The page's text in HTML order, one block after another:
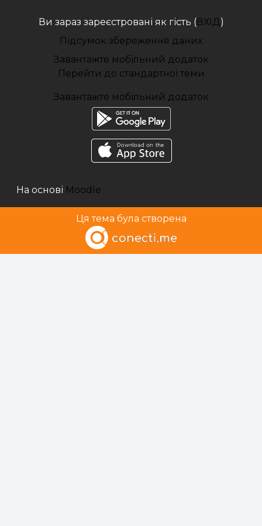
Ви зараз зареєстровані як гість (ВХІД )
Підсумок збереження даних
Завантажте мобільний додаток
Перейти до стандартної теми
Завантажте мобільний додаток
На основі Moodle
Ця тема була створена